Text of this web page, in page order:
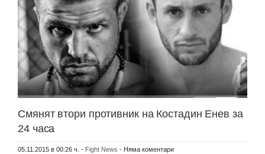
Смянят втори противник на Костадин Енев за
24 часа
05.11.2015 в 00:26 ч. - Fight News - Няма коментари